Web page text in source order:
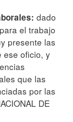
dado
el trabajo
presente las
ese oficio, y
que las
por las
DE